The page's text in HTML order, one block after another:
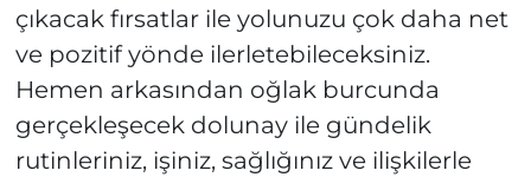
çıkacak fırsatlar ile yolunuzu çok daha net
ve pozitif yönde ilerletebileceksiniz.
Hemen arkasından oğlak burcunda
gerçekleşecek dolunay ile gündelik
rutinleriniz, işiniz, sağlığınız ve ilişkilerle